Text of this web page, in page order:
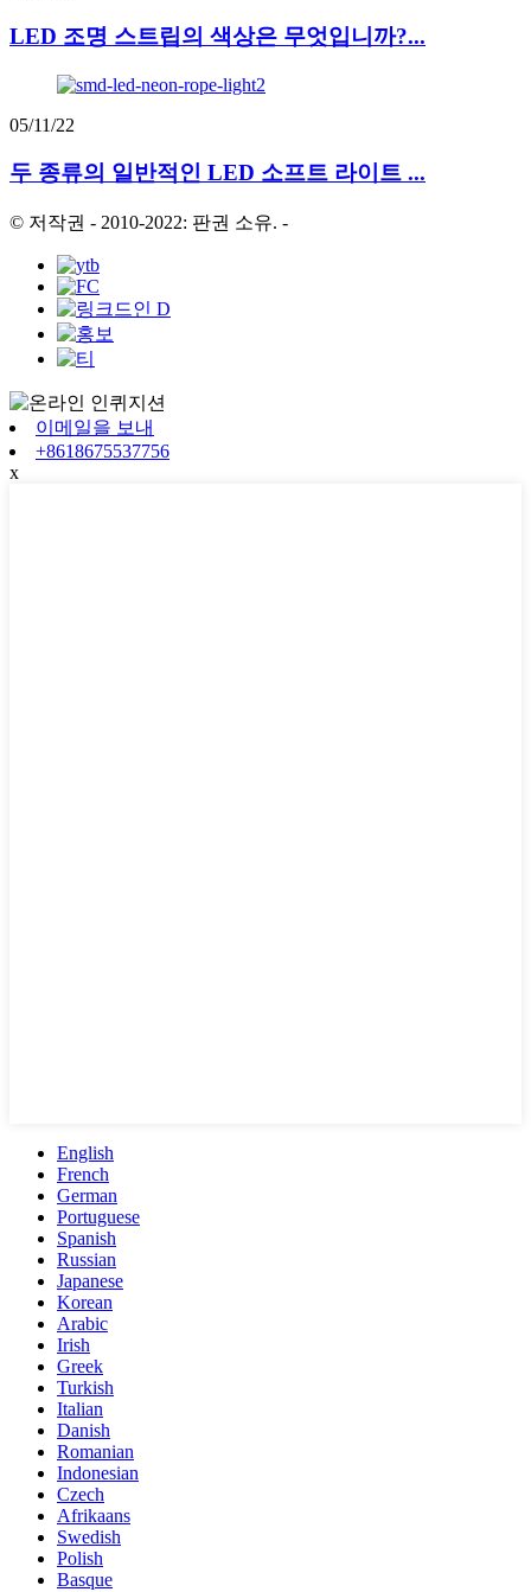
LED 조명 스트립의 색상은 무엇입니까?...
05/11/22
두 종류의 일반적인 LED 소프트 라이트 ...
© 저작권 - 2010-2022: 판권 소유. -
이메일을 보내
+8618675537756
x
English
French
German
Portuguese
Spanish
Russian
Japanese
Korean
Arabic
Irish
Greek
Turkish
Italian
Danish
Romanian
Indonesian
Czech
Afrikaans
Swedish
Polish
Basque